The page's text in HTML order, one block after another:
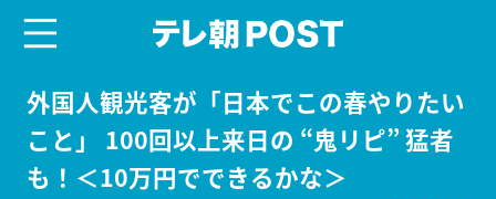
外国人観光客が「日本でこの春やりたい
こと」 100回以上来日の “鬼リピ” 猛者
も！＜10万円でできるかな＞